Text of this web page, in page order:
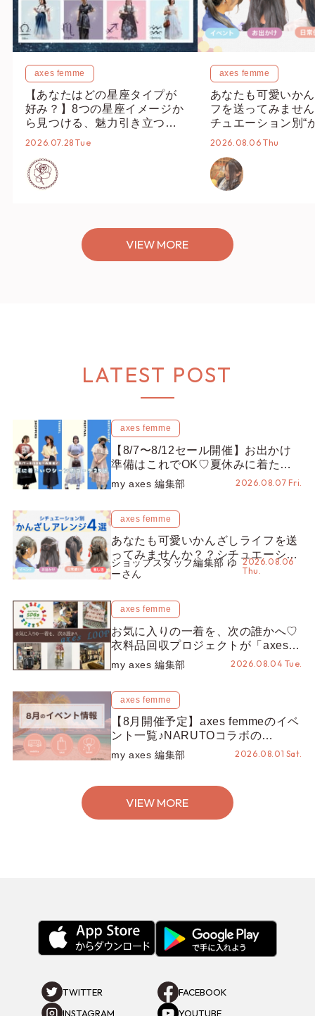
axes femme
【あなたはどの星座タイプが
好み？】8つの星座イメージか
ら見つける、魅力引き立つス
タイリング♡
2026.07.28 Tue
axes femme
あなたも可愛いか
フを送ってみませ
チュエーション別“
オススメ【ショッ
2026.08.06 Thu
VIEW MORE
LATEST POST
axes femme
【8/7〜8/12セール開催】お出かけ
準備はこれでOK♡夏休みに着たい
コーデ25選をシーン別に徹底解説！
my axes 編集部 2026.08.07 Fri.
axes femme
あなたも可愛いかんざしライフを送
ってみませんか？？シチュエーショ
ン別“かんざし”のオススメ【ショッ
プスタッフ編集部】
ショップスタッフ編集部 ゆ
ーさん
2026.08.06
Thu.
axes femme
お気に入りの一着を、次の誰かへ♡
衣料品回収プロジェクトが「axes
LOOP」にアップデート！活用する
とポイントが手に入る◎
my axes 編集部 2026.08.04 Tue.
axes femme
【8月開催予定】axes femmeのイベ
ント一覧♪NARUTOコラボの
REZEN POPUPから、プチYour
Stage.、ティーパーティまで！8月
my axes 編集部 2026.08.01 Sat.
VIEW MORE
TWITTER
FACEBOOK
INSTAGRAM
YOUTUBE